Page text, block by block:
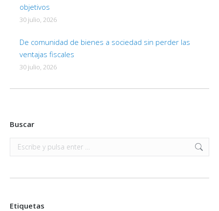
objetivos
30 julio, 2026
De comunidad de bienes a sociedad sin perder las
ventajas fiscales
30 julio, 2026
Buscar
Buscar:
Etiquetas